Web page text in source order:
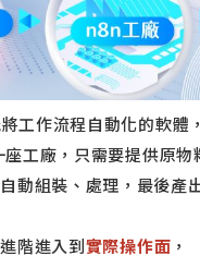
工作流程自動化的軟體，
工廠，只需要提供原物
動組裝、處理，最後產
階進入到實際操作面 ，